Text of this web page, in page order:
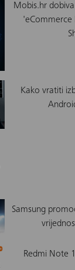
Mobis.hr
'eCommerce
Kako vratiti
Samsung
Redmi Note